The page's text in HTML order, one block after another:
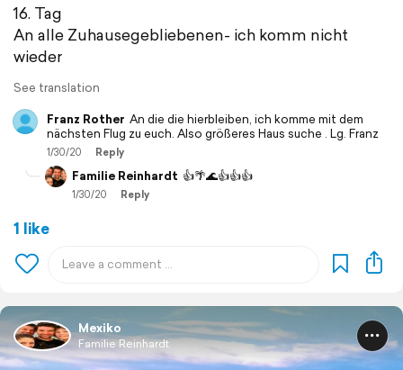
16. Tag
An alle Zuhausegebliebenen- ich komm nicht
wieder
See translation
Franz Rother An die die hierbleiben, ich komme mit dem
nächsten Flug zu euch. Also größeres Haus suche . Lg. Franz
1/30/20 Reply
Familie Reinhardt 👍🌴🌊👍👍👍
1/30/20 Reply
1 like
Mexiko
Familie Reinhardt